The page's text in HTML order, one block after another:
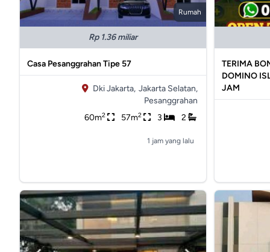
Rumah
Rp 1.36 miliar
Casa Pesanggrahan Tipe 57
Dki Jakarta, Jakarta Selatan,
Pesanggrahan
60m2 57m2 3 2
1 jam yang lalu
TERIMA
DOMINO
JAM